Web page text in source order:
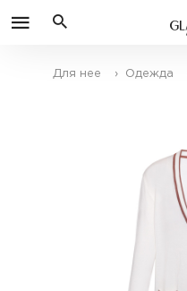
Для нее › Одежда